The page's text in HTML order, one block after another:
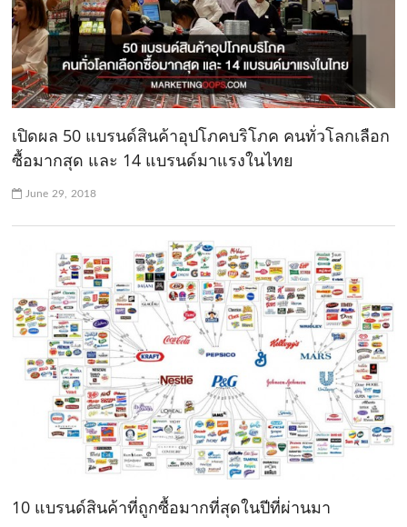
เปิดผล 50 แบรนด์สินค้าอุปโภคบริโภค คนทั่วโลกเลือก
ซื้อมากสุด และ 14 แบรนด์มาแรงในไทย
June 29, 2018
10 แบรนด์สินค้าที่ถูกซื้อมากที่สุดในปีที่ผ่านมา